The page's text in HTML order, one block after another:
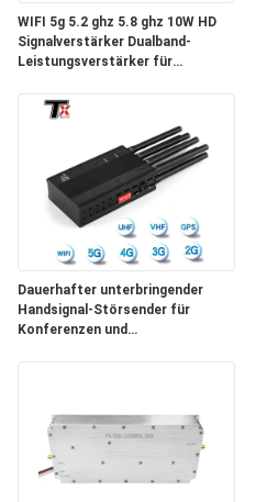
VERBINDUNG
BLOG
FORDERN
SIE EIN
ZITAT
PRIVACY
POLICY
WIFI 5g 5.2 ghz 5.8 ghz 10W HD
Signalverstärker Dualband-
Leistungsverstärker für
Dauerhafter unterbringender
Handsignal-Störsender für
Konferenzen und